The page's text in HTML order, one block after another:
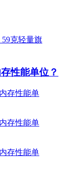
性能单位？